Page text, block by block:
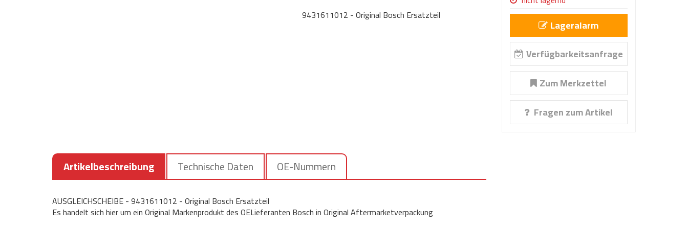
9431611012 - Original Bosch Ersatzteil
Lageralarm
Verfügbarkeitsanfrage
Zum Merkzettel
Fragen zum Artikel
Artikelbeschreibung Technische Daten OE-Nummern
AUSGLEICHSCHEIBE - 9431611012 - Original Bosch Ersatzteil
Es handelt sich hier um ein Original Markenprodukt des OELieferanten Bosch in Original Aftermarketverpackung